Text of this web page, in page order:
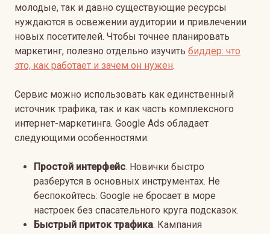
молодые, так и давно существующие ресурсы
нуждаются в освежении аудитории и привлечении
новых посетителей. Чтобы точнее планировать
маркетинг, полезно отдельно изучить биддер: что
это, как работает и зачем он нужен.
Сервис можно использовать как единственный
источник трафика, так и как часть комплексного
интернет-маркетинга. Google Ads обладает
следующими особенностями:
Простой интерфейс. Новички быстро
разберутся в основных инструментах. Не
беспокойтесь: Google не бросает в море
настроек без спасательного круга подсказок.
Быстрый приток трафика. Кампания